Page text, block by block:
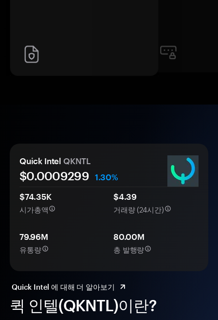
퀵 인텔(QKNTL)이란?
Quick Intel QKNTL
$0.0009299
1.30%
$74.35K
시가총액
$4.39
거래량 (24시간)
79.96M
유통량
80.00M
총 발행량
Quick Intel 에 대해 더 알아보기